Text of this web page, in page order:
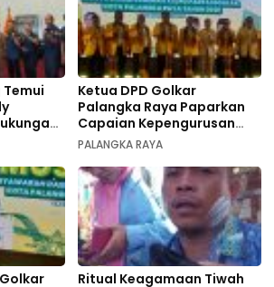
Temui
di
Ketua DPD Golkar
Palangka Raya Paparkan
Capaian Kepengurusan
pada Pembukaan Musda XI
PALANGKA RAYA
Ritual Keagamaan Tiwah